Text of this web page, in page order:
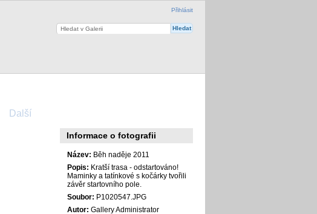
Přihlásit
Další
Informace o fotografii
Název: Běh naděje 2011
Popis: Kratší trasa - odstartováno!
Maminky a tatínkové s kočárky tvořili
závěr startovního pole.
Soubor: P1020547.JPG
Autor: Gallery Administrator